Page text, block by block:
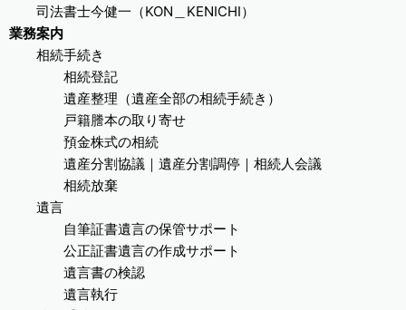
司法書士今健一（KON＿KENICHI）
業務案内
相続手続き
相続登記
遺産整理（遺産全部の相続手続き）
戸籍謄本の取り寄せ
預金株式の相続
遺産分割協議｜遺産分割調停｜相続人会議
相続放棄
遺言
自筆証書遺言の保管サポート
公正証書遺言の作成サポート
遺言書の検認
遺言執行